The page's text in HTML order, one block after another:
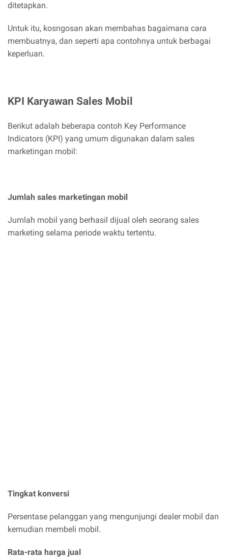
ditetapkan.
Untuk itu, kosngosan akan membahas bagaimana cara
membuatnya, dan seperti apa contohnya untuk berbagai
keperluan.
KPI Karyawan Sales Mobil
Berikut adalah beberapa contoh Key Performance
Indicators (KPI) yang umum digunakan dalam sales
marketingan mobil:
Jumlah sales marketingan mobil
Jumlah mobil yang berhasil dijual oleh seorang sales
marketing selama periode waktu tertentu.
Tingkat konversi
Persentase pelanggan yang mengunjungi dealer mobil dan
kemudian membeli mobil.
Rata-rata harga jual